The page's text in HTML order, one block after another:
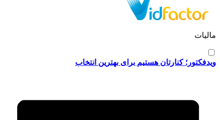
مالیات
ویدفکتور؛ کنارتان هستیم برای بهترین انتخاب